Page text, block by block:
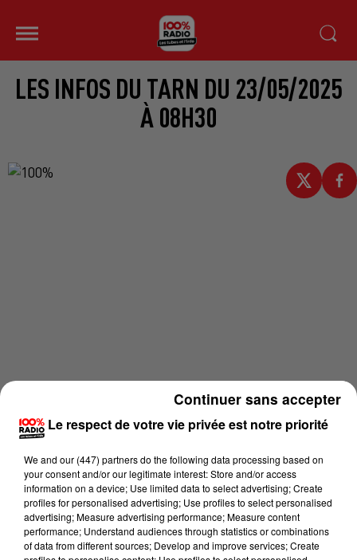
LES INFOS DU TARN DU 23/05/2025
À 08H30
Le respect de votre vie privée est notre priorité
We and our (447) partnersdo the following data processing based on
your consent and/or our legitimate interest: Store and/or access
information on a device; Use limited data to select advertising; Create
profiles for personalised advertising; Use profiles to select personalised
advertising; Measure advertising performance; Measure content
performance; Understand audiences through statistics or combinations
of data from different sources; Develop and improve services; Create
Continuer sans accepter